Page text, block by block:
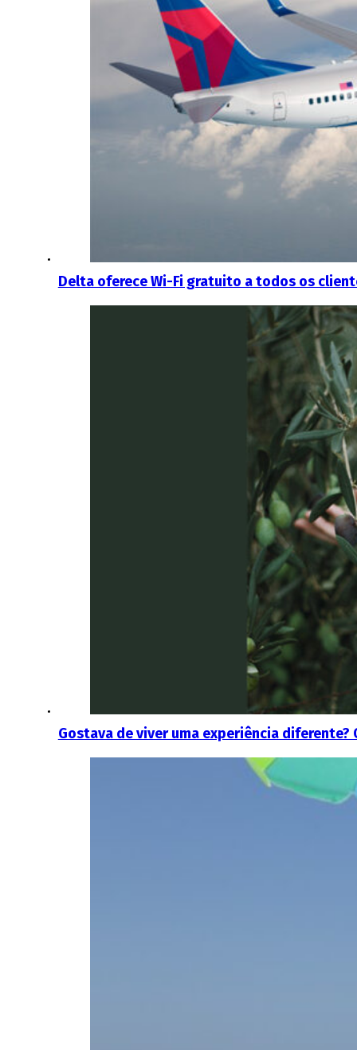
Delta oferece Wi-Fi gratuito a todos os
Gostava de viver uma experiência